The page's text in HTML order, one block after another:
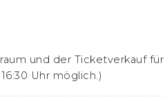
und der Ticketverkauf für
Uhr möglich.)